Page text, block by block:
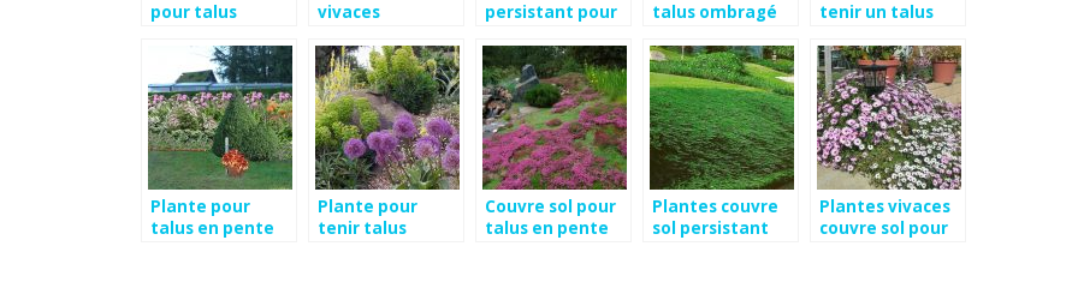
pour talus
vivaces
persistant pour
talus ombragé
tenir un talus
Plante pour
talus en pente
Plante pour
tenir talus
Couvre sol pour
talus en pente
Plantes couvre
sol persistant
Plantes vivaces
couvre sol pour